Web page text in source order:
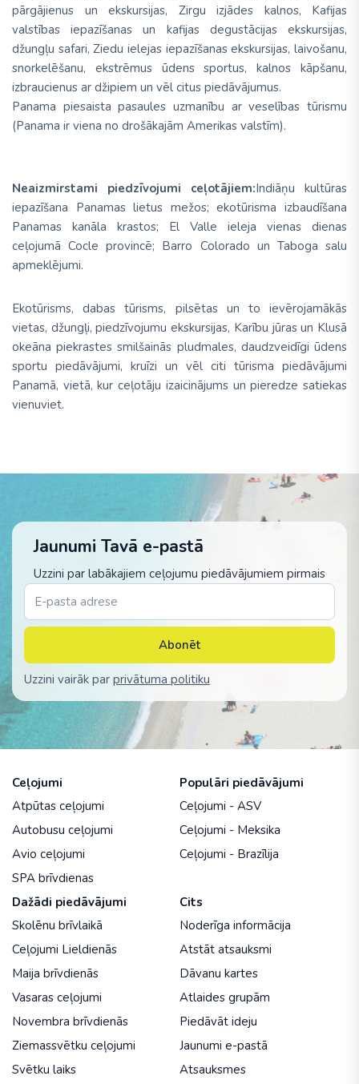
pārgājienus un ekskursijas, Zirgu izjādes kalnos, Kafijas
valstības iepazīšanas un kafijas degustācijas ekskursijas,
džungļu safari, Ziedu ielejas iepazīšanas ekskursijas, laivošanu,
snorkelēšanu, ekstrēmus ūdens sportus, kalnos kāpšanu,
izbraucienus ar džipiem un vēl citus piedāvājumus.
Panama piesaista pasaules uzmanību ar veselības tūrismu
(Panama ir viena no drošākajām Amerikas valstīm).
Neaizmirstami piedzīvojumi ceļotājiem:Indiāņu kultūras
iepazīšana Panamas lietus mežos; ekotūrisma izbaudīšana
Panamas kanāla krastos; El Valle ieleja vienas dienas
ceļojumā Cocle provincē; Barro Colorado un Taboga salu
apmeklējumi.
Ekotūrisms, dabas tūrisms, pilsētas un to ievērojamākās
vietas, džungļi, piedzīvojumu ekskursijas, Karību jūras un Klusā
okeāna piekrastes smilšainās pludmales, daudzveidīgi ūdens
sportu piedāvājumi, kruīzi un vēl citi tūrisma piedāvājumi
Panamā, vietā, kur ceļotāju izaicinājums un pieredze satiekas
vienuviet.
Jaunumi Tavā e-pastā
Uzzini par labākajiem ceļojumu piedāvājumiem pirmais
Abonēt
Uzzini vairāk par privātuma politiku
Ceļojumi
Atpūtas ceļojumi
Autobusu ceļojumi
Avio ceļojumi
SPA brīvdienas
Populāri piedāvājumi
Ceļojumi - ASV
Ceļojumi - Meksika
Ceļojumi - Brazīlija
Dažādi piedāvājumi
Skolēnu brīvlaikā
Ceļojumi Lieldienās
Maija brīvdienās
Vasaras ceļojumi
Novembra brīvdienās
Ziemassvētku ceļojumi
Svētku laiks
Cits
Noderīga informācija
Atstāt atsauksmi
Dāvanu kartes
Atlaides grupām
Piedāvāt ideju
Jaunumi e-pastā
Atsauksmes